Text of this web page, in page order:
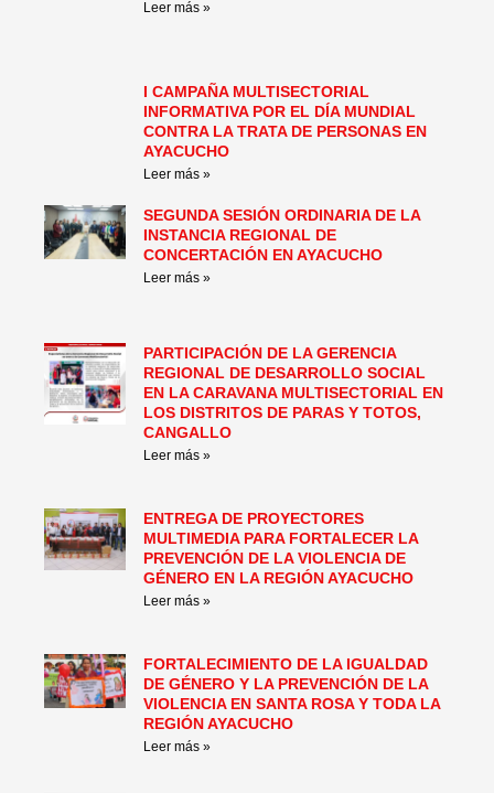
Leer más »
I CAMPAÑA MULTISECTORIAL
INFORMATIVA POR EL DÍA MUNDIAL
CONTRA LA TRATA DE PERSONAS EN
AYACUCHO
Leer más »
SEGUNDA SESIÓN ORDINARIA DE LA
INSTANCIA REGIONAL DE
CONCERTACIÓN EN AYACUCHO
Leer más »
PARTICIPACIÓN DE LA GERENCIA
REGIONAL DE DESARROLLO SOCIAL
EN LA CARAVANA MULTISECTORIAL EN
LOS DISTRITOS DE PARAS Y TOTOS,
CANGALLO
Leer más »
ENTREGA DE PROYECTORES
MULTIMEDIA PARA FORTALECER LA
PREVENCIÓN DE LA VIOLENCIA DE
GÉNERO EN LA REGIÓN AYACUCHO
Leer más »
FORTALECIMIENTO DE LA IGUALDAD
DE GÉNERO Y LA PREVENCIÓN DE LA
VIOLENCIA EN SANTA ROSA Y TODA LA
REGIÓN AYACUCHO
Leer más »